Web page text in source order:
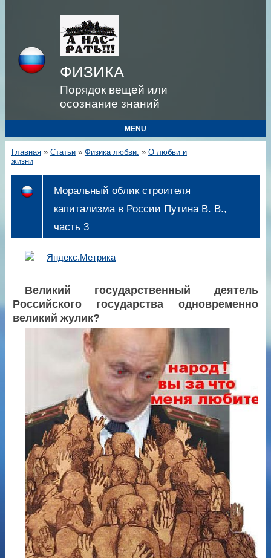
ФИЗИКА
Порядок вещей или
осознание знаний
MENU
Главная» Статьи» Физика любви. » О любви и
жизни
Моральный облик строителя
капитализма в России Путина В. В.,
часть 3
Великий государственный деятель
Российского государства одновременно
великий жулик?